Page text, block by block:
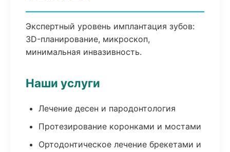
Экспертный уровень имплантация зубов:
3D-планирование, микроскоп,
минимальная инвазивность.
Наши услуги
Лечение десен и пародонтология
Протезирование коронками и мостами
Ортодонтическое лечение брекетами и